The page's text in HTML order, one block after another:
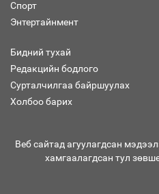
Спорт
Энтертайнмент
Бидний тухай
Редакцийн бодлого
Сурталчилгаа байршуулах
Холбоо барих
Веб сайтад агуулагдсан
хамгаалагдсан тул